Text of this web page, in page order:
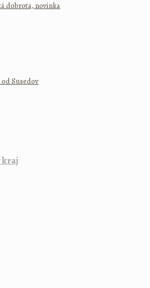
dobrota, novinka
od Susedov
kraj